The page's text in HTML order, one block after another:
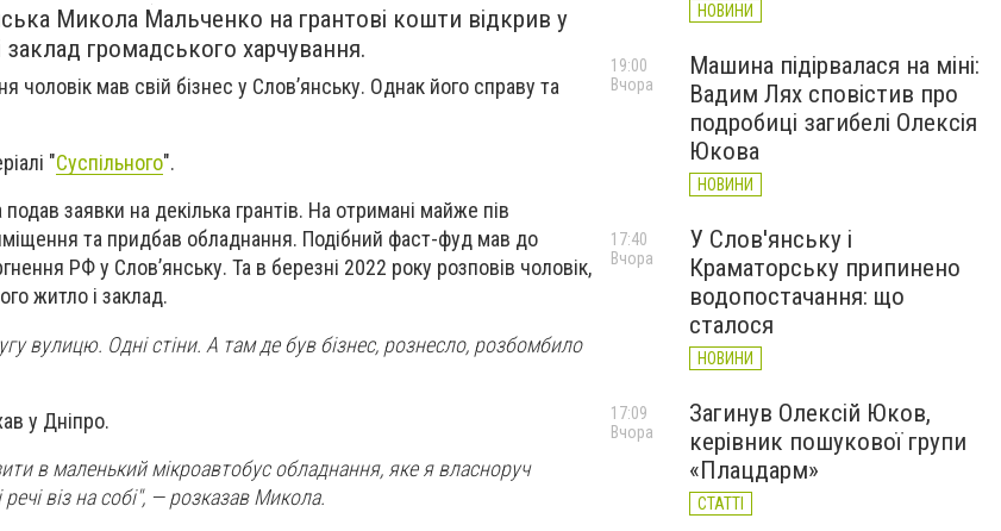
Микола Мальченко на грантові кошти відкрив у
заклад громадського харчування.
мав свій бізнес у Слов’янську. Однак його справу та
"Суспільного".
заявки на декілька грантів. На отримані майже пів
та придбав обладнання. Подібний фаст-фуд мав до
РФ у Слов’янську. Та в березні 2022 року розповів чоловік,
житло і заклад.
вулицю. Одні стіни. А там де був бізнес, рознесло, розбомбило
у Дніпро.
в маленький мікроавтобус обладнання, яке я власноруч
речі віз на собі", — розказав Микола.
НОВИНИ
Машина підірвалася на міні:
Вадим Лях сповістив про
подробиці загибелі Олексія
Юкова
НОВИНИ
19:00
Вчора
У Слов'янську і
Краматорську припинено
водопостачання: що
сталося
НОВИНИ
17:40
Вчора
Загинув Олексій Юков,
керівник пошукової групи
«Плацдарм»
СТАТТІ
17:09
Вчора